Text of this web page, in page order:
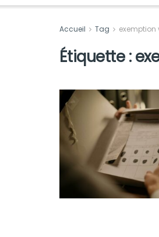
Accueil Tag exemption
Étiquette :